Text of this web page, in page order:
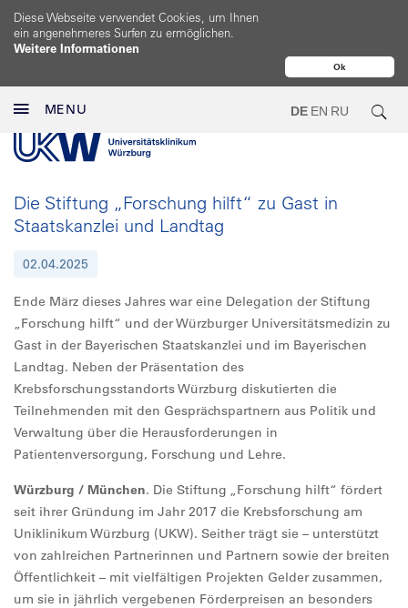
Ok
Diese Webseite verwendet Cookies, um Ihnen
ein angenehmeres Surfen zu ermöglichen.
Weitere Informationen
MENU DE EN RU
Die Stiftung „Forschung hilft“ zu Gast in
Staatskanzlei und Landtag
02.04.2025
Ende März dieses Jahres war eine Delegation der Stiftung
„Forschung hilft“ und der Würzburger Universitätsmedizin zu
Gast in der Bayerischen Staatskanzlei und im Bayerischen
Landtag. Neben der Präsentation des
Krebsforschungsstandorts Würzburg diskutierten die
Teilnehmenden mit den Gesprächspartnern aus Politik und
Verwaltung über die Herausforderungen in
Patientenversorgung, Forschung und Lehre.
Würzburg / München. Die Stiftung „Forschung hilft“ fördert
seit ihrer Gründung im Jahr 2017 die Krebsforschung am
Uniklinikum Würzburg (UKW). Seither trägt sie – unterstützt
von zahlreichen Partnerinnen und Partnern sowie der breiten
Öffentlichkeit – mit vielfältigen Projekten Gelder zusammen,
um sie in jährlich vergebenen Förderpreisen an besonders